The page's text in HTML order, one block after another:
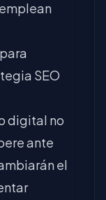
SEO
digital no
ante
el